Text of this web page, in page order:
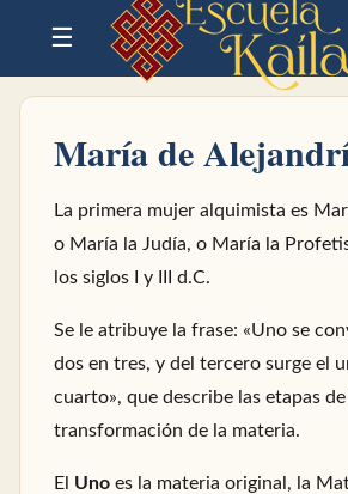
☰
María de
La primera mujer alquimista es
o María la Judía, o María la
los siglos I y III d.C.
Se le atribuye la frase: «Uno se
dos en tres, y del tercero surge el
cuarto», que describe las etapas de
transformación de la materia.
El Uno es la materia original, la